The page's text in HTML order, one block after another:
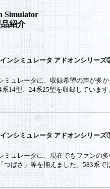
Simulator
紹介
ンシミュレータ アドオンシリー
ュレータに、収録希望の声が多
14型、24系25型を収録していま
ンシミュレータ アドオンシリー
ュレータに、現在でもファンの
つばさ」等を揃えました。583系